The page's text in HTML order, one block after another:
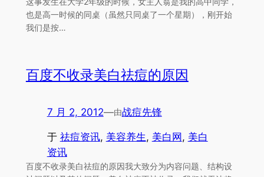
也是高一时候的同桌（虽然只同桌了一个星期），刚开始
我们是按…
百度不收录美白祛痘的原因
7 月 2, 2012—由战痘先锋
于 祛痘资讯, 美容养生, 美白网 , 美白
资讯
百度不收录美白祛痘的原因我大致分为内容问题、结构设